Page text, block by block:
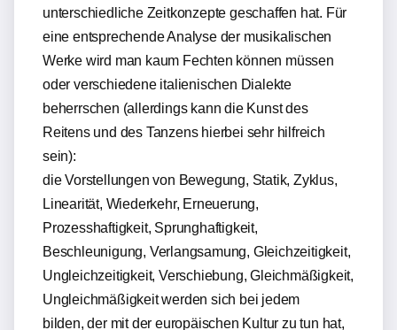
unterschiedliche Zeitkonzepte geschaffen hat. Für
eine entsprechende Analyse der musikalischen
Werke wird man kaum Fechten können müssen
oder verschiedene italienischen Dialekte
beherrschen (allerdings kann die Kunst des
Reitens und des Tanzens hierbei sehr hilfreich
sein):
die Vorstellungen von Bewegung, Statik, Zyklus,
Linearität, Wiederkehr, Erneuerung,
Prozesshaftigkeit, Sprunghaftigkeit,
Beschleunigung, Verlangsamung, Gleichzeitigkeit,
Ungleichzeitigkeit, Verschiebung, Gleichmäßigkeit,
Ungleichmäßigkeit werden sich bei jedem
bilden, der mit der europäischen Kultur zu tun hat,